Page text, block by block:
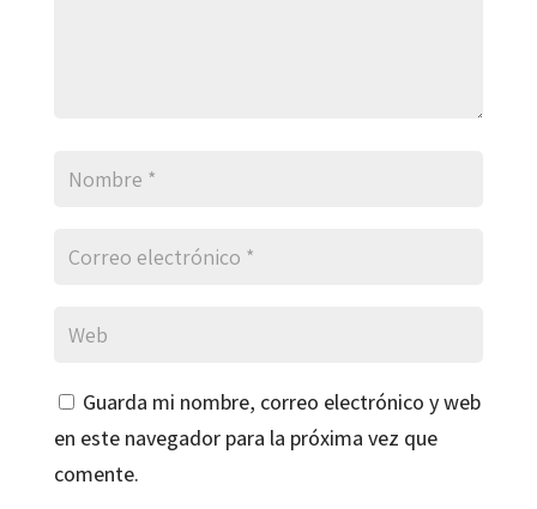
Guarda mi nombre, correo electrónico y web
en este navegador para la próxima vez que
comente.